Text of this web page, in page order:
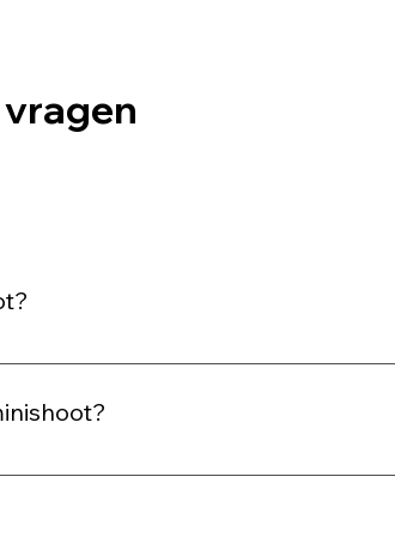
te drukke prints werken vaak het beste
foto's klaar zijn. Vanaf dat moment kan